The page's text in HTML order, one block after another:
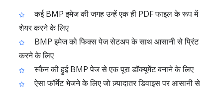
कई BMP इमेज की जगह उन्हें एक ही PDF फाइल के रूप में
शेयर करने के लिए
BMP इमेज को फिक्स पेज सेटअप के साथ आसानी से प्रिंट
करने के लिए
स्कैन की हुई BMP पेज से एक पूरा डॉक्यूमेंट बनाने के लिए
ऐसा फॉर्मेट भेजने के लिए जो ज़्यादातर डिवाइस पर आसानी से